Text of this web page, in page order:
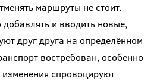
маршруты не стоит.
и вводить новые,
друг друга на определённом
востребован, особенно
спровоцируют